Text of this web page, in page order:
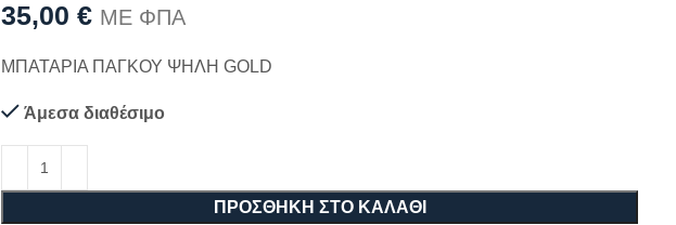
35,00 € ΜΕ ΦΠΑ
ΜΠΑΤΑΡΙΑ ΠΑΓΚΟΥ ΨΗΛΗ GOLD
Άμεσα διαθέσιμο
ΠΡΟΣΘΉΚΗ ΣΤΟ ΚΑΛΆΘΙ